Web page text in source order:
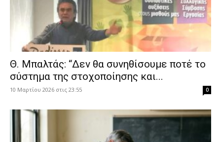
Θ. Μπαλτάς: “Δεν θα συνηθίσουμε ποτέ το
σύστημα της στοχοποίησης και...
10 Μαρτίου 2026 στις 23:55 0